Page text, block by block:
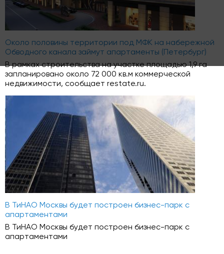
Около половины территории под МФК на набережной
Обводного канала займут апартаменты (Петербург)
В рамках строительства на участке площадью 1,9 га
запланировано около 72 000 кв.м коммерческой
недвижимости, сообщает restate.ru.
В ТиНАО Москвы будет построен бизнес-парк с
апартаментами
В ТиНАО Москвы будет построен бизнес-парк с
апартаментами